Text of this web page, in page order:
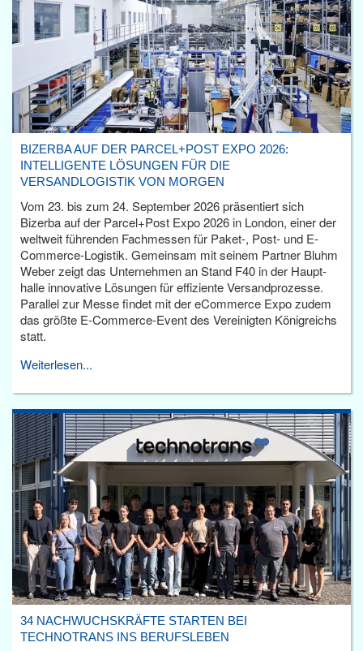
BIZERBA AUF DER PARCEL+POST EXPO 2026:
INTELLIGENTE LÖSUNGEN FÜR DIE
VERSANDLOGISTIK VON MORGEN
Vom 23. bis zum 24. September 2026 präsentiert sich
Bizerba auf der Parcel+Post Expo 2026 in London, einer der
weltweit führenden Fachmessen für Paket-, Post- und E-
Commerce-Logistik. Gemeinsam mit seinem Partner Bluhm
Weber zeigt das Unternehmen an Stand F40 in der Haupt­
halle innovative Lösungen für effiziente Versandprozesse.
Parallel zur Messe findet mit der eCommerce Expo zudem
das größte E-Commerce-Event des Vereinigten Königreichs
statt.
Weiterlesen...
34 NACHWUCHSKRÄFTE STARTEN BEI
TECHNOTRANS INS BERUFSLEBEN